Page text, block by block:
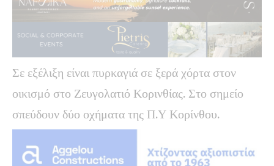
Σε εξέλιξη είναι πυρκαγιά σε ξερά χόρτα στον
οικισμό στο Ζευγολατιό Κορινθίας. Στο σημείο
σπεύδουν δύο οχήματα της Π.Υ Κορίνθου.